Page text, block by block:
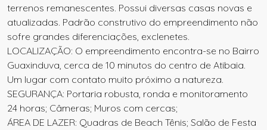
terrenos remanescentes. Possui diversas casas novas e
atualizadas. Padrão construtivo do empreendimento não
sofre grandes diferenciações, exclenetes.
LOCALIZAÇÃO: O empreendimento encontra-se no Bairro
Guaxinduva, cerca de 10 minutos do centro de Atibaia.
Um lugar com contato muito próximo a natureza.
SEGURANÇA: Portaria robusta, ronda e monitoramento
24 horas; Câmeras; Muros com cercas;
ÁREA DE LAZER: Quadras de Beach Tênis; Salão de Festa